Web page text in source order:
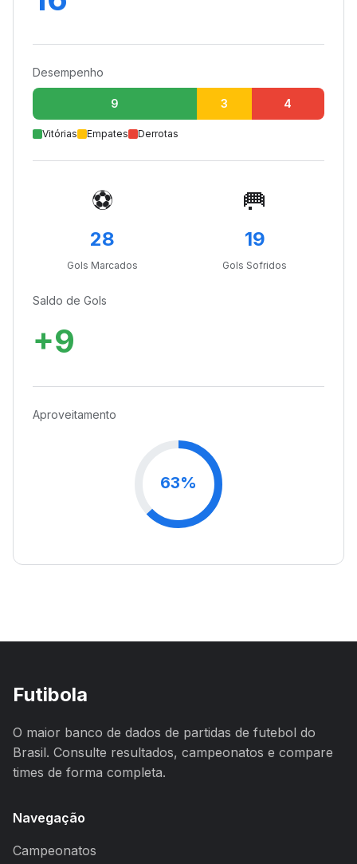
Desempenho
9 3 4
Vitórias Empates Derrotas
⚽
28
Gols Marcados
🥅
19
Gols Sofridos
Saldo de Gols
+9
Aproveitamento
63%
Futibola
O maior banco de dados de partidas de futebol do
Brasil. Consulte resultados, campeonatos e compare
times de forma completa.
Navegação
Campeonatos